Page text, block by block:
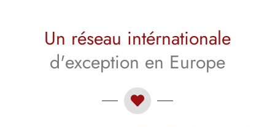
Un réseau intérnationale
d'exception en Europe